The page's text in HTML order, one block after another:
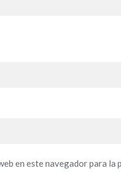
en este navegador para la